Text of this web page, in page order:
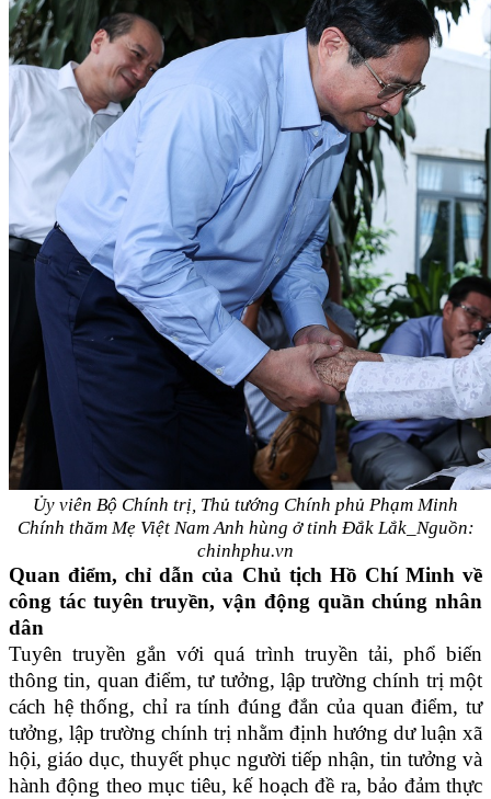
Ủy viên Bộ Chính trị, Thủ tướng Chính phủ Phạm Minh
Chính thăm Mẹ Việt Nam Anh hùng ở tỉnh Đắk Lắk_Nguồn:
chinhphu.vn
Quan điểm, chỉ dẫn của Chủ tịch Hồ Chí Minh về
công tác tuyên truyền, vận động quần chúng nhân
dân
Tuyên truyền gắn với quá trình truyền tải, phổ biến
thông tin, quan điểm, tư tưởng, lập trường chính trị một
cách hệ thống, chỉ ra tính đúng đắn của quan điểm, tư
tưởng, lập trường chính trị nhằm định hướng dư luận xã
hội, giáo dục, thuyết phục người tiếp nhận, tin tưởng và
hành động theo mục tiêu, kế hoạch đề ra, bảo đảm thực